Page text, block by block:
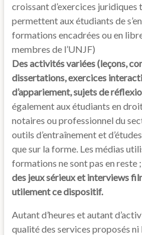
croissant d’exercices juridiques
permettent aux étudiants de
formations encadrées ou en
membres de l’UNJF)
Des activités variées (leçons,
dissertations, exercices
d’appariement, sujets de
également aux étudiants en
notaires ou professionnel du
outils d’entraînement et
que sur la forme. Les médias
formations ne sont pas en reste
des jeux sérieux et interviews
utilement ce dispositif.
Autant d’heures et autant
qualité des services proposés